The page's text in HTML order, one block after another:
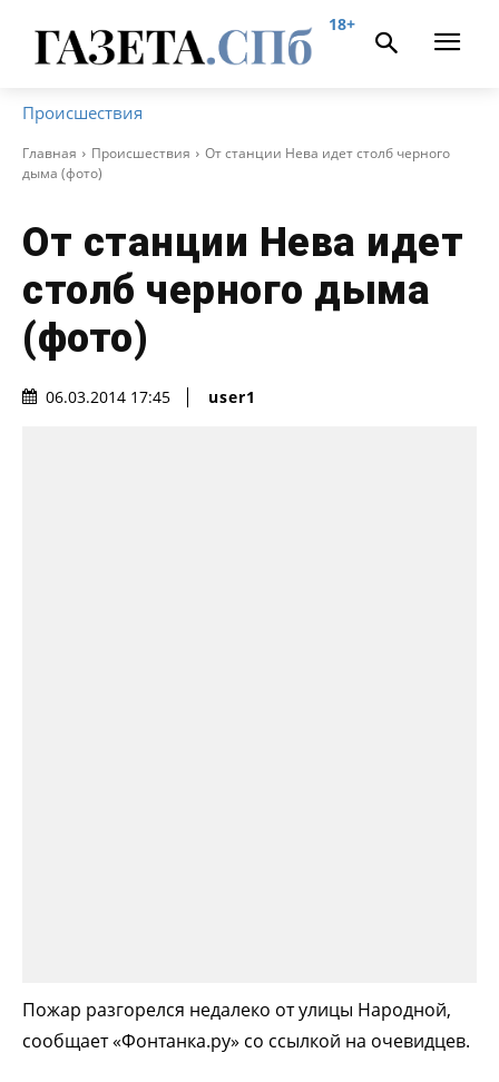
18+
Происшествия
Главная Происшествия
От станции Нева идет столб черного
дыма (фото)
От станции Нева идет
столб черного дыма
(фото)
06.03.2014 17:45 user1
Пожар разгорелся недалеко от улицы Народной,
сообщает «Фонтанка.ру» со ссылкой на очевидцев.